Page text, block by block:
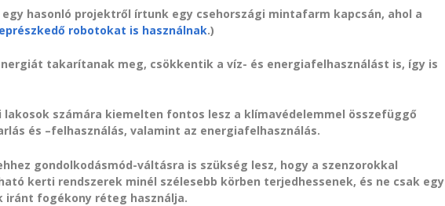
hasonló projektről írtunk egy csehországi mintafarm kapcsán, ahol a
robotokat is használnak.)
takarítanak meg, csökkentik a víz- és energiafelhasználást is, így is
számára kiemelten fontos lesz a klímavédelemmel összefüggő
és –felhasználás, valamint az energiafelhasználás.
gondolkodásmód-váltásra is szükség lesz, hogy a szenzorokkal
kerti rendszerek minél szélesebb körben terjedhessenek, és ne csak egy
iránt fogékony réteg használja.